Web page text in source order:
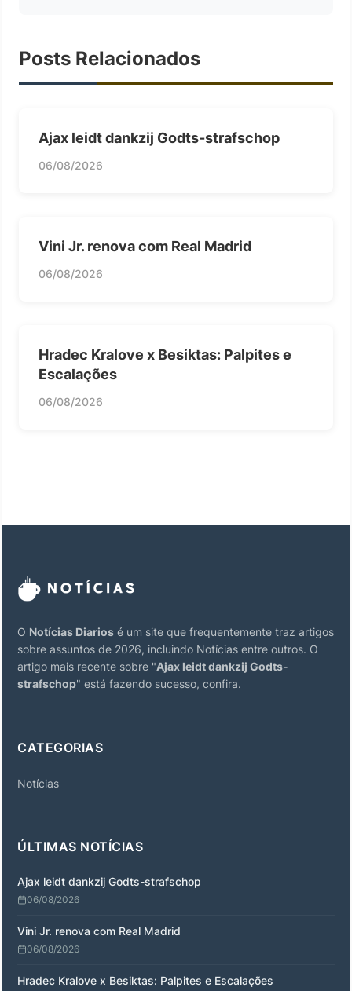
Posts Relacionados
Ajax leidt dankzij Godts-strafschop
06/08/2026
Vini Jr. renova com Real Madrid
06/08/2026
Hradec Kralove x Besiktas: Palpites e
Escalações
06/08/2026
O Notícias Diarios é um site que frequentemente traz artigos
sobre assuntos de 2026, incluindo Notícias entre outros. O
artigo mais recente sobre "Ajax leidt dankzij Godts-
strafschop" está fazendo sucesso, confira.
CATEGORIAS
Notícias
ÚLTIMAS NOTÍCIAS
Ajax leidt dankzij Godts-strafschop
06/08/2026
Vini Jr. renova com Real Madrid
06/08/2026
Hradec Kralove x Besiktas: Palpites e Escalações